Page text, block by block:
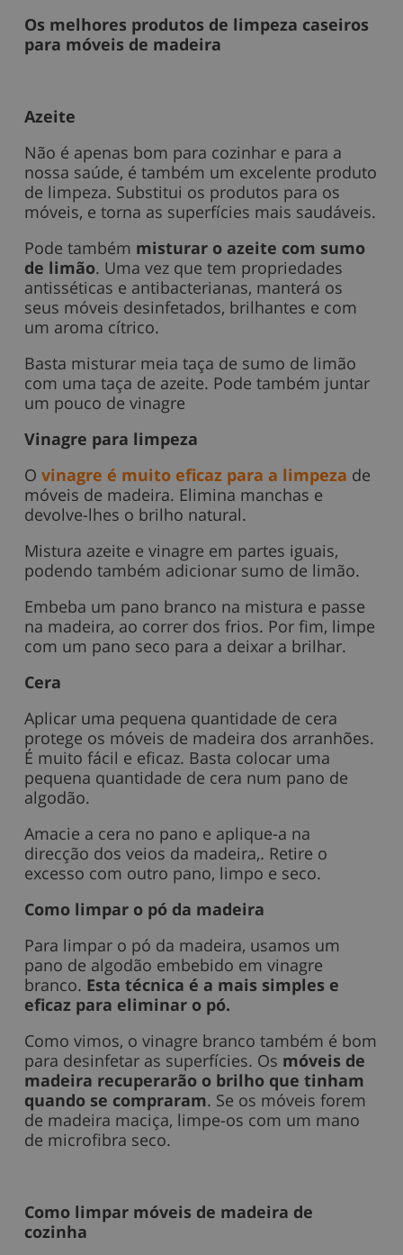
Os melhores produtos de limpeza caseiros
para móveis de madeira
Azeite
Não é apenas bom para cozinhar e para a
nossa saúde, é também um excelente produto
de limpeza. Substitui os produtos para os
móveis, e torna as superfícies mais saudáveis.
Pode também misturar o azeite com sumo
de limão. Uma vez que tem propriedades
antisséticas e antibacterianas, manterá os
seus móveis desinfetados, brilhantes e com
um aroma cítrico.
Basta misturar meia taça de sumo de limão
com uma taça de azeite. Pode também juntar
um pouco de vinagre
Vinagre para limpeza
O vinagre é muito eficaz para a limpeza de
móveis de madeira. Elimina manchas e
devolve-lhes o brilho natural.
Mistura azeite e vinagre em partes iguais,
podendo também adicionar sumo de limão.
Embeba um pano branco na mistura e passe
na madeira, ao correr dos frios. Por fim, limpe
com um pano seco para a deixar a brilhar.
Cera
Aplicar uma pequena quantidade de cera
protege os móveis de madeira dos arranhões.
É muito fácil e eficaz. Basta colocar uma
pequena quantidade de cera num pano de
algodão.
Amacie a cera no pano e aplique-a na
direcção dos veios da madeira,. Retire o
excesso com outro pano, limpo e seco.
Como limpar o pó da madeira
Para limpar o pó da madeira, usamos um
pano de algodão embebido em vinagre
branco. Esta técnica é a mais simples e
eficaz para eliminar o pó.
Como vimos, o vinagre branco também é bom
para desinfetar as superfícies. Os móveis de
madeira recuperarão o brilho que tinham
quando se compraram. Se os móveis forem
de madeira maciça, limpe-os com um mano
de microfibra seco.
Como limpar móveis de madeira de
cozinha